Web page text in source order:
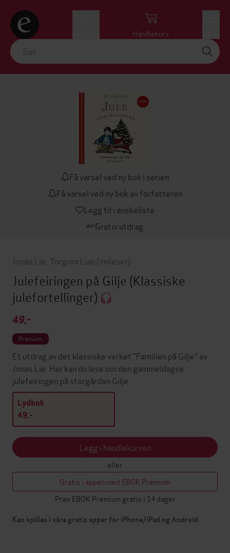
Handlekurv
Få varsel ved ny bok i serien
Få varsel ved ny bok av forfatteren
Legg til i ønskeliste
Gratis utdrag
Jonas Lie Torgrim Lian (innleser)
Julefeiringen på Gilje (Klassiske
julefortellinger)
49,-
Premium
Et utdrag av det klassiske verket "Familien på Gilje" av
Jonas Lie. Her kan du lese om den gammeldagse
julefeiringen på storgården Gilje.
Lydbok
49,-
Legg i handlekurven
eller
Gratis i appen med EBOK Premium
Prøv EBOK Premium gratis i 14 dager
Kan spilles i våre gratis apper for iPhone/iPad og Android